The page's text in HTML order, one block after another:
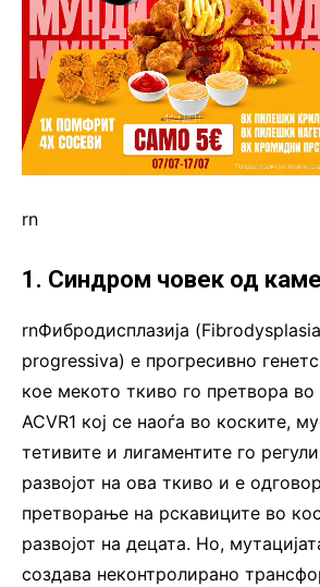
rn
1. Синдром човек од
rnФибродисплазија
progressiva) е прогресивно
кое мекото ткиво го претвора во
ACVR1 кој се наоѓа во коските,
тетивите и лигаментите го
развојот на ова ткиво и е
претворање на рскавиците во
развојот на децата. Но,
создава неконтролирано